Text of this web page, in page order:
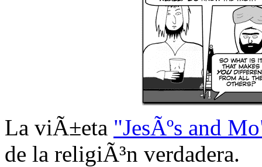
La viÃ±eta "JesÃºs and
de la religiÃ³n verdadera.